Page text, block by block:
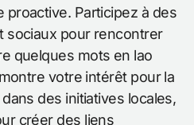
Participez à des
sociaux pour rencontrer
quelques mots en lao
votre intérêt pour la
des initiatives locales,
créer des liens